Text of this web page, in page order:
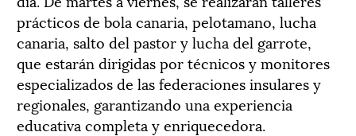
prácticos de bola canaria, pelotamano, lucha
canaria, salto del pastor y lucha del garrote,
que estarán dirigidas por técnicos y monitores
especializados de las federaciones insulares y
regionales, garantizando una experiencia
educativa completa y enriquecedora.